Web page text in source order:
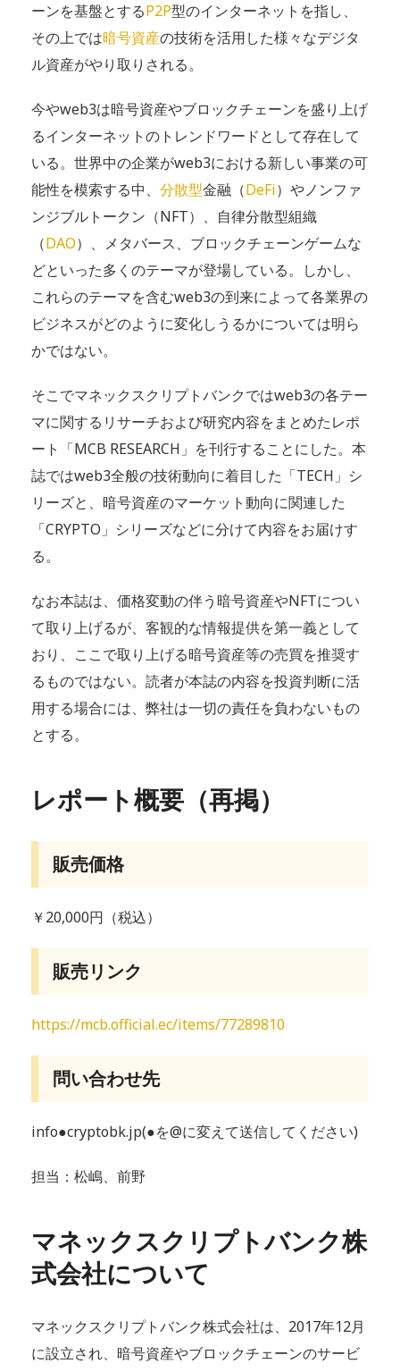
ーンを基盤とするP2P型のインターネットを指し、
その上では暗号資産の技術を活用した様々なデジタ
ル資産がやり取りされる。
今やweb3は暗号資産やブロックチェーンを盛り上げ
るインターネットのトレンドワードとして存在して
いる。世界中の企業がweb3における新しい事業の可
能性を模索する中、 分散型金融（DeFi）やノンファ
ンジブルトークン（NFT）、自律分散型組織
（DAO）、メタバース、ブロックチェーンゲームな
どといった多くのテーマが登場している。しかし、
これらのテーマを含むweb3の到来によって各業界の
ビジネスがどのように変化しうるかについては明ら
かではない。
そこでマネックスクリプトバンクではweb3の各テー
マに関するリサーチおよび研究内容をまとめたレポ
ート「MCB RESEARCH」を刊行することにした。本
誌ではweb3全般の技術動向に着目した「TECH」シ
リーズと、暗号資産のマーケット動向に関連した
「CRYPTO」シリーズなどに分けて内容をお届けす
る。
なお本誌は、価格変動の伴う暗号資産やNFTについ
て取り上げるが、客観的な情報提供を第一義として
おり、ここで取り上げる暗号資産等の売買を推奨す
るものではない。読者が本誌の内容を投資判断に活
用する場合には、弊社は一切の責任を負わないもの
とする。
レポート概要（再掲）
販売価格
￥20,000円（税込）
販売リンク
https://mcb.official.ec/items/77289810
問い合わせ先
info●cryptobk.jp(●を@に変えて送信してください)
担当：松嶋、前野
マネックスクリプトバンク株
式会社について
マネックスクリプトバンク株式会社は、2017年12月
に設立され、暗号資産やブロックチェーンのサービ